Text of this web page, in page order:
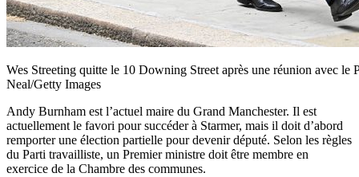
Wes Streeting quitte le 10 Downing Street après une réunion avec
Neal/Getty Images
Andy Burnham est l’actuel maire du Grand Manchester. Il est
actuellement le favori pour succéder à Starmer, mais il doit d’abord
remporter une élection partielle pour devenir député. Selon les règles
du Parti travailliste, un Premier ministre doit être membre en
exercice de la Chambre des communes.